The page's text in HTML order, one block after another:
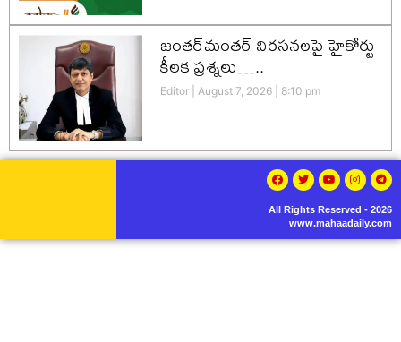
జంతర్‌మంతర్ నిరసనలపై హైకోర్టు
కీలక ప్రశ్నలు…..
Editor August 7, 2026 8:10 pm
All Rights Reserved - 2026
www.mahaadaily.com